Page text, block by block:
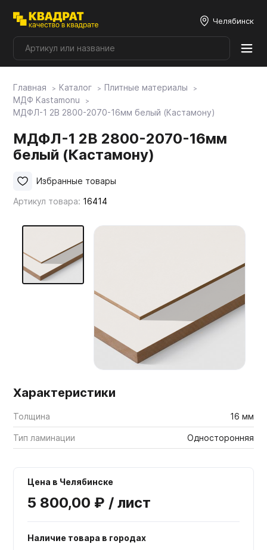
Челябинск
Плитные материалы
Мой ЭГГЕР
Мебельные образцы, каталоги
Главная Каталог
Плитные материалы
МДФ Kastamonu
МДФЛ-1 2В 2800-2070-16мм белый (Кастамону)
МДФЛ-1 2В 2800-2070-16мм
белый (Кастамону)
Артикул товара: 16414
Избранные товары
Характеристики
Толщина 16 мм
Тип ламинации Односторонняя
Цена в Челябинске
5 800,00 ₽ / лист
Наличие товара в городах